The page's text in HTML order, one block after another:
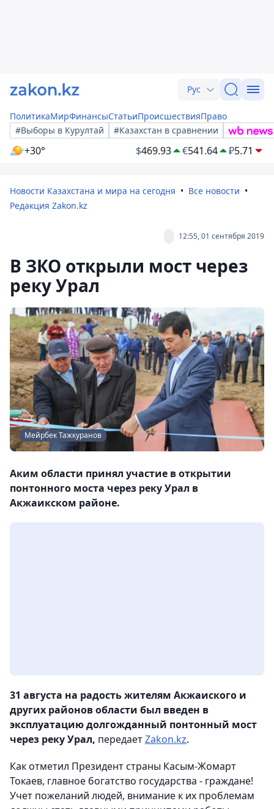
Рус
ПолитикаМирФинансыСтатьиПроисшествияПраво
#Выборы в Курултай
#Казахстан в сравнении
+30° $469.93 €541.64 ₽5.71
Новости Казахстана и мира на сегодня
Все новости
Редакция Zakon.kz
12:55, 01 сентября 2019
В ЗКО открыли мост через
реку Урал
Мейрбек Тажкуранов
Аким области принял участие в открытии
понтонного моста через реку Урал в
Акжаикском районе.
31 августа на радость жителям Акжаиского и
других районов области был введен в
эксплуатацию долгожданный понтонный мост
через реку Урал, передаетZakon.kz.
Как отметил Президент страны Касым-Жомарт
Токаев, главное богатство государства - граждане!
Учет пожеланий людей, внимание к их проблемам